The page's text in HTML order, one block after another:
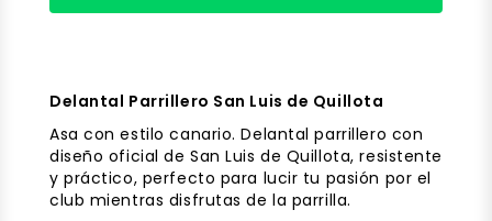
Delantal Parrillero San Luis de Quillota
Asa con estilo canario. Delantal parrillero con
diseño oficial de San Luis de Quillota, resistente
y práctico, perfecto para lucir tu pasión por el
club mientras disfrutas de la parrilla.